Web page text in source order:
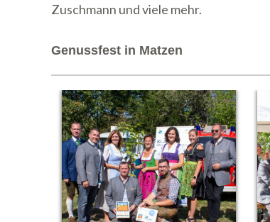
Zuschmann und viele mehr.
Genussfest in Matzen